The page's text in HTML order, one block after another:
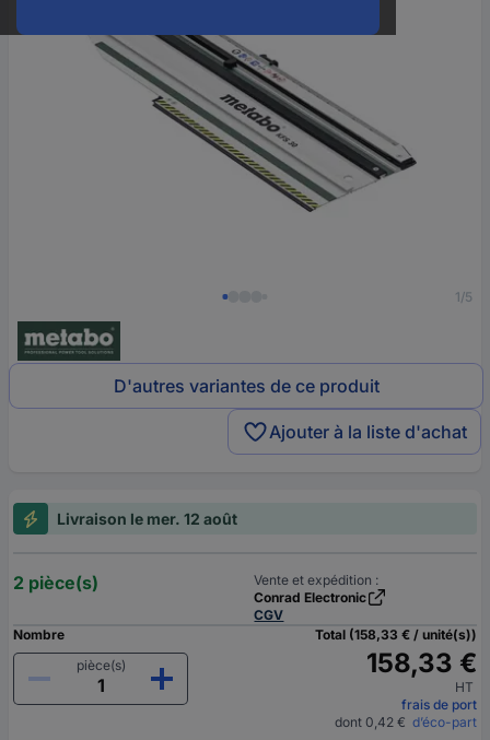
1/5
D'autres variantes de ce produit
Ajouter à la liste d'achat
Livraison le mer. 12 août
2 pièce(s)
Vente et expédition :
Conrad Electronic
CGV
Nombre
pièce(s)
Total (158,33 € / unité(s))
158,33 €
HT
frais de port
dont 0,42 € d’éco-part